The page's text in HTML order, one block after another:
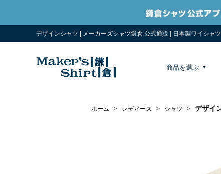
デザインシャツ | メーカーズシャツ鎌倉 公式通販 | 日本製ワイシャ
商品を選ぶ
ホーム > レディース > シャツ > デザイ